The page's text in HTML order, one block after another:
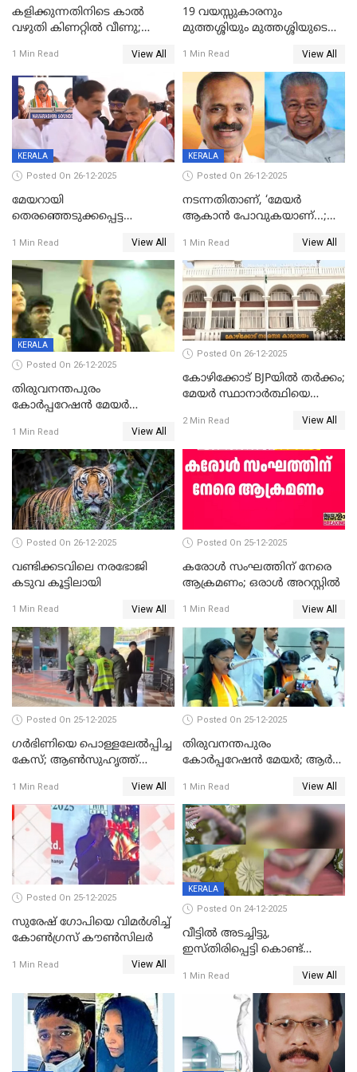
കളിക്കുന്നതിനിടെ കാൽ
വഴുതി കിണറ്റിൽ വീണു;
ദാരുണാന്ത്യം
1 Min Read View All
19 വയസ്സുകാരനും
മുത്തശ്ശിയും മുത്തശ്ശിയുടെ
മരിച്ചനിലയിൽ
1 Min Read View All
KERALA
Posted On 26-12-2025
മേയറായി
തെരഞ്ഞെടുക്കപ്പെട്ട
ആദ്യ വോട്ട് അസാധു; കണ്ണൂർ
ഡെപ്യൂട്ടി മേയർ സ്ഥാനത്ത്
താഹിറിന് വിജയം
1 Min Read View All
KERALA
Posted On 26-12-2025
നടന്നതിതാണ്, ‘മേയർ
ആകാൻ പോവുകയാണ്...;
മുഖ്യമന്ത്രിയുടെ ഓഫീസ്
തന്നെ വിശദീകരിയ്ക്കുന്നു;
സത്യമിതാണ്
1 Min Read View All
KERALA
Posted On 26-12-2025
തിരുവനന്തപുരം
കോര്‍പ്പറേഷന്‍ മേയര്‍
ഹൈക്കോടതിയിലേക്ക്;
സത്യപ്രതിജ്ഞ ചടങ്ങില്‍
ചട്ടലംഘനമെന്ന് പാർട്ടി
1 Min Read View All
Posted On 26-12-2025
കോഴിക്കോട് BJPയിൽ തർക്കം;
മേയർ സ്ഥാനാർത്ഥിയെ
2 Min Read View All
Posted On 26-12-2025
വണ്ടിക്കടവിലെ നരഭോജി
കടുവ കൂട്ടിലായി
1 Min Read View All
Posted On 25-12-2025
കരോള്‍ സംഘത്തിന് നേരെ
ആക്രമണം; ഒരാള്‍ അറസ്റ്റില്‍
1 Min Read View All
Posted On 25-12-2025
ഗര്‍ഭിണിയെ പൊള്ളലേല്‍പ്പിച്ച
കേസ്; ആണ്‍സുഹൃത്ത്
1 Min Read View All
Posted On 25-12-2025
തിരുവനന്തപുരം
കോര്‍പ്പറേഷന്‍ മേയർ; ആര്‍
1 Min Read View All
Posted On 25-12-2025
സുരേഷ് ഗോപിയെ വിമര്‍ശിച്ച്
കോണ്‍ഗ്രസ് കൗണ്‍സിലര്‍
1 Min Read View All
KERALA
Posted On 24-12-2025
വീട്ടിൽ അടച്ചിട്ടു,
ഇസ്തിരിപ്പെട്ടി കൊണ്ട്
ഗർഭിണിയായ യുവതിക്ക് ക്രൂര
1 Min Read View All